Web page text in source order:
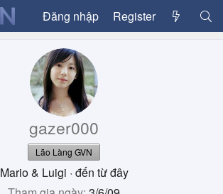
Đăng nhập Register
gazer000
Lão Làng GVN
Mario & Luigi · đến từđây